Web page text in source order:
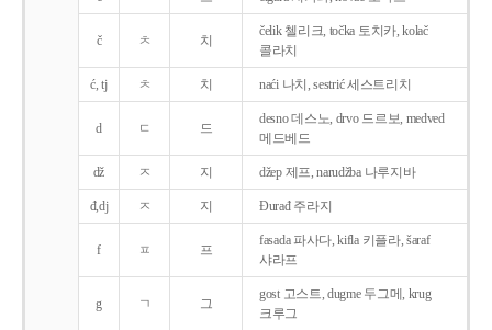
č ㅊ 치
čelik 첼리크, točka 토치카, kolač
콜라치
ć, tj ㅊ 치 naći 나치, sestrić 세스트리치
d ㄷ 드
desno 데스노, drvo 드르보, medved
메드베드
dž ㅈ 지 džep 제프, narudžba 나루지바
đ,dj ㅈ 지 Ðurađ 주라지
f ㅍ 프
fasada 파사다, kifla 키플라, šaraf
샤라프
g ㄱ 그
gost 고스트, dugme 두그메, krug
크루그